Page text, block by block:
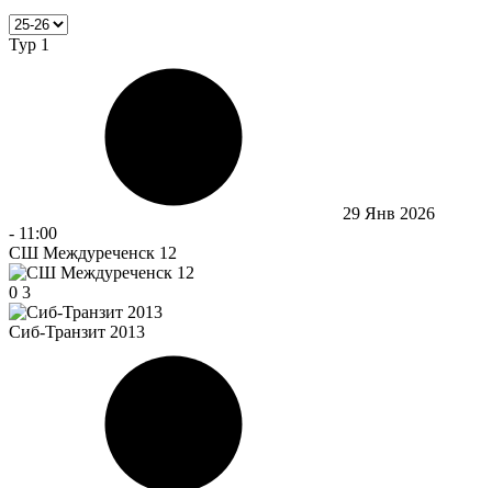
Тур 1
29 Янв 2026
- 11:00
СШ Междуреченск 12
0 3
Сиб-Транзит 2013